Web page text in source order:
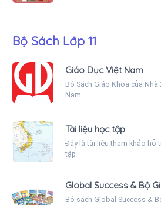
Bộ Sách Lớp 11
Giáo Dục Việt Nam
Bộ Sách Giáo Khoa của
Nam
Tài liệu học tập
Đây là tài liệu tham khảo hỗ
tập
Global Success & Bộ
Bộ sách Global Success &